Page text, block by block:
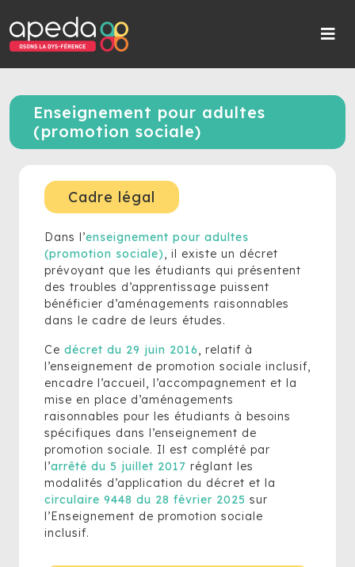
Enseignement pour adultes
(promotion sociale)
Cadre légal
Dans l’enseignement pour adultes
(promotion sociale), il existe un décret
prévoyant que les étudiants qui présentent
des troubles d’apprentissage puissent
bénéficier d’aménagements raisonnables
dans le cadre de leurs études.
Ce décret du 29 juin 2016, relatif à
l’enseignement de promotion sociale inclusif,
encadre l’accueil, l’accompagnement et la
mise en place d’aménagements
raisonnables pour les étudiants à besoins
spécifiques dans l’enseignement de
promotion sociale. Il est complété par
l’arrêté du 5 juillet 2017 réglant les
modalités d’application du décret et la
circulaire 9448 du 28 février 2025 sur
l’Enseignement de promotion sociale
inclusif.